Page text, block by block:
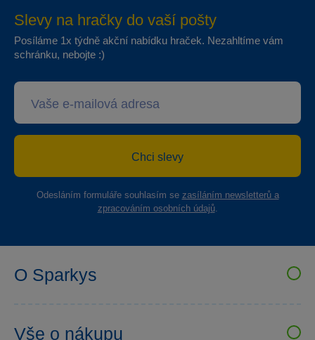
Slevy na hračky do vaší pošty
Posíláme 1x týdně akční nabídku hraček. Nezahltíme vám
schránku, nebojte :)
Chci slevy
Odesláním formuláře souhlasím se zasíláním newsletterů a
zpracováním osobních údajů.
O Sparkys
Vše o nákupu